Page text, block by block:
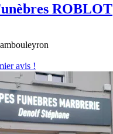
ROBLOT
avis !